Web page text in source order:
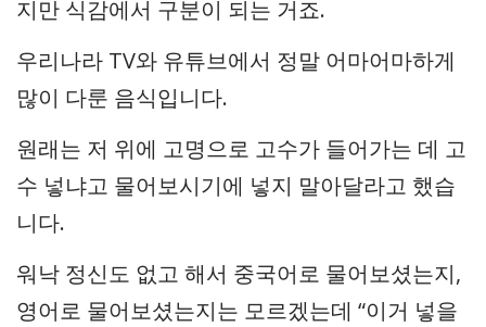
지만 식감에서 구분이 되는 거죠.
우리나라 TV와 유튜브에서 정말 어마어마하게
많이 다룬 음식입니다.
원래는 저 위에 고명으로 고수가 들어가는 데 고
수 넣냐고 물어보시기에 넣지 말아달라고 했습
니다.
워낙 정신도 없고 해서 중국어로 물어보셨는지,
영어로 물어보셨는지는 모르겠는데 “이거 넣을